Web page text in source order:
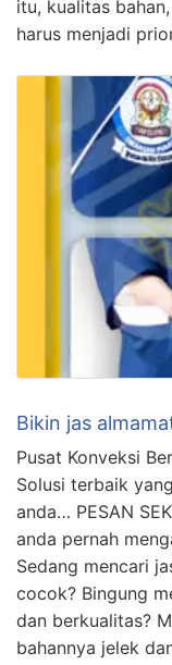
itu, kualitas
harus menjadi
Bikin jas
Pusat Konveksi
Solusi terbaik
anda… PESAN
anda pernah
Sedang mencari
cocok? Bingung
dan berkualitas?
bahannya jelek